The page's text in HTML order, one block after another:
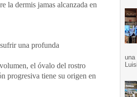
la dermis jamas alcanzada en
una profunda
el óvalo del rostro
progresiva tiene su origen en
una